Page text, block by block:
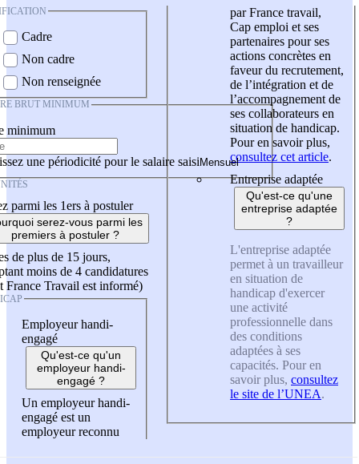
Cadre
Non cadre
Non renseignée
BRUT MINIMUM
minimum
une périodicité pour le salaire saisi
parmi les 1ers à postuler
serez-vous parmi les
premiers à postuler ?
de plus de 15 jours,
moins de 4 candidatures
France Travail est informé)
Employeur handi-
engagé
Qu'est-ce qu'un
employeur handi-
engagé ?
Un employeur handi-
engagé est un
employeur reconnu
par France travail,
Cap emploi et ses
partenaires pour ses
actions concrètes en
faveur du recrutement,
de l’intégration et de
l’accompagnement de
ses collaborateurs en
situation de handicap.
Pour en savoir plus,
consultez cet article.
Entreprise adaptée
Qu'est-ce qu'une
entreprise adaptée
?
L'entreprise adaptée
permet à un travailleur
en situation de
handicap d'exercer
une activité
professionnelle dans
des conditions
adaptées à ses
capacités. Pour en
savoir plus, consultez
le site de l’UNEA.